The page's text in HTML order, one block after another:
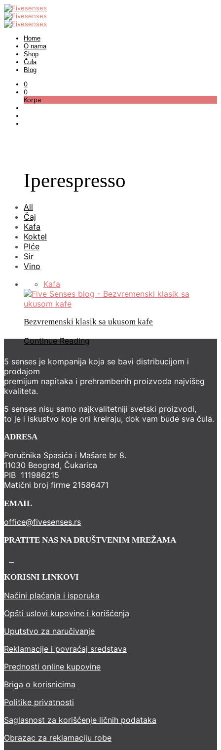
Home
O nama
Shop
Čula
Blog
0
0
Korpa
Iperespresso
All
Čaj
Kafa
Koktel
PIće
Sir
Vino
Kafa
Bezvremenski klasik sa ukusom kafe
Continue Reading
5 senses je kompanija koja se bavi distribucijom i
prodajom
premijum napitaka i prehrambenih proizvoda najvišeg
kvaliteta.
5 senses nisu samo najkvalitetniji svetski proizvodi,
to je i iskustvo koje oni kreiraju, dok vam bude sva čula.
ADRESA
Poručnika Spasića i Mašare br 8.
11030 Beograd, Čukarica
PIB 111986215
Matični broj firme 21586471
EMAIL
office@fivesenses.rs
PRATITE NAS NA DRUŠTVENIM MREŽAMA
KORISNI LINKOVI
Načini plaćanja i isporuka
Opšti uslovi kupovine i korišćenja
Uputstvo za naručivanje
Reklamacije i povraćaj sredstava
Prednosti online kupovine
Briga o korisnicima
Politike privatnosti
Saglasnost za korišćenje ličnih podataka
Obrazac za reklamaciju robe